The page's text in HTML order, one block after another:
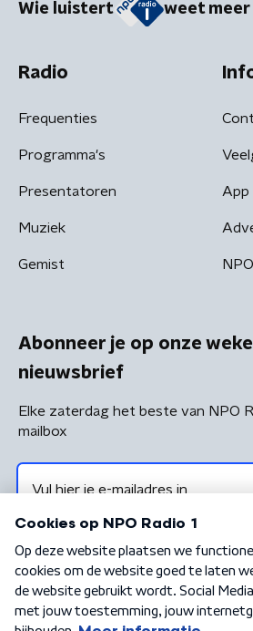
Wie luistert weet meer
Radio
Frequenties
Programma's
Presentatoren
Muziek
Gemist
App
Abonneer je op onze
nieuwsbrief
Elke zaterdag het beste van NPO
mailbox
Algemene voorwaarden